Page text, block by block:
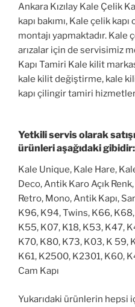
Ankara Kızılay Kale Çelik
kapı bakımı, Kale çelik
montajı yapmaktadır. Kale
arızalar için de servisimiz
Kapı Tamiri Kale kilit
kale kilit değiştirme, kale
kapı çilingir tamiri
Yetkili servis olarak
ürünleri aşağıdaki gibidir:
Kale Unique, Kale Hare,
Deco, Antik Karo Açık
Retro, Mono, Antik Kapı,
K96, K94, Twins, K66,
K55, K07, K18, K53, K47,
K70, K80, K73, K03, K 59,
K61, K2500, K2301, K60,
Cam Kapı
Yukarıdaki ürünlerin hepsi